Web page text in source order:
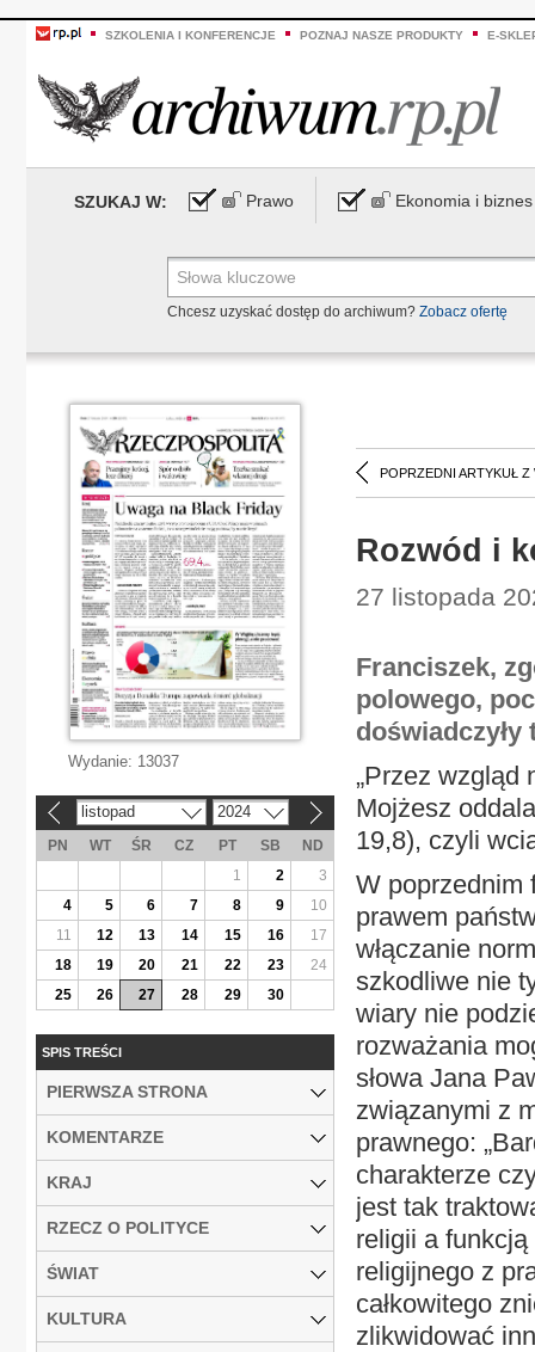
SZKOLENIA I KONFERENCJE POZNAJ NASZE PRODUKTY E-
SZUKAJ W: Prawo Ekonomia i biznes
Chcesz uzyskać dostęp do archiwum? Zobacz ofertę
POPRZEDNI ARTYKUŁ Z
Rozwód i
27 listopada
Franciszek,
polowego,
„Przez wzgląd
Mojżesz
19,8), czyli
W poprzednim
prawem
włączanie
szkodliwe nie
wiary nie
rozważania
słowa Jana
związanymi z
prawnego:
charakterze
jest tak
religii a
religijnego z
całkowitego
zlikwidować
Wydanie: 13037
listopad 2024
PN WT ŚR CZ PT SB
ND
1
2
3
4
5 6 7 8 9
10
11
12 13 14 15 16
17
18
19 20 21 22 23
24
25
26 27 28 29 30
SPIS TREŚCI
PIERWSZA STRONA
KOMENTARZE
KRAJ
RZECZ O POLITYCE
ŚWIAT
KULTURA